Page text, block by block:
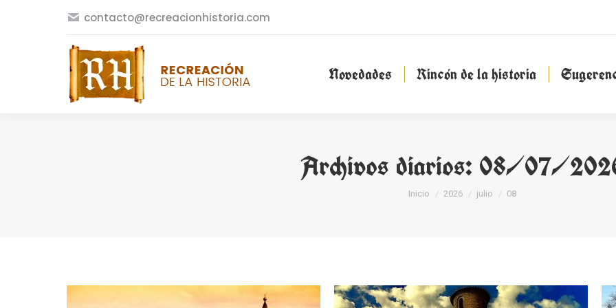
contacto@recreacionhistoria.com
Novedades Rincón de la historia
Archivos diarios: 08/07/
Estás aquí:
Inicio 2026 julio 08
Novedades Rincón de la historia